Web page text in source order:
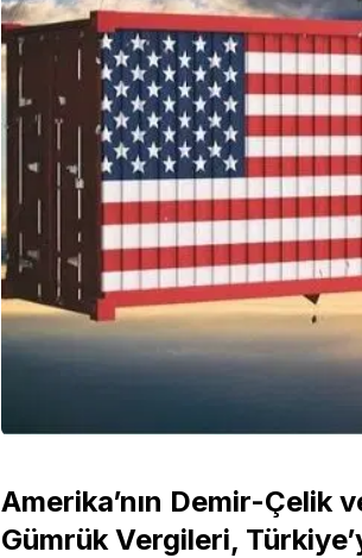
Amerika’nın Demir-Çelik
Gümrük Vergileri,